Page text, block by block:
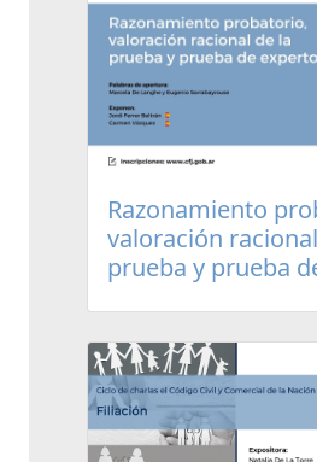
Razonamiento
valoración
prueba y prueba